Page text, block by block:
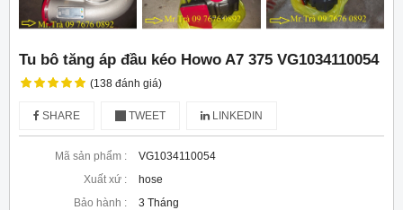
Tu bô tăng áp đầu kéo Howo A7 375 VG1034110054
(138 đánh giá)
SHARE TWEET LINKEDIN
Mã sản phẩm :
VG1034110054
Xuất xứ :
hose
Bảo hành :
3 Tháng